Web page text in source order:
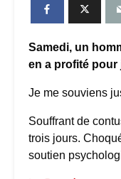
Samedi, un
en a profité pour
Je me souviens
Souffrant de
trois jours.
soutien